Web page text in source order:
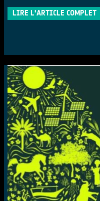
LIRE L'ARTICLE COMPLET